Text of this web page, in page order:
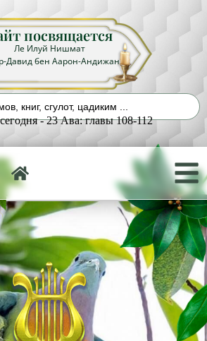
посвящается
Ле Илуй Нишмат
Давид бен Аарон-Андижан
- 23 Ава: главы 108-112